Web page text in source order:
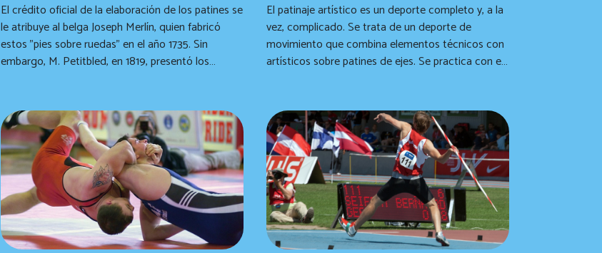
El crédito oficial de la elaboración de los patines se
le atribuye al belga Joseph Merlín, quien fabricó
estos "pies sobre ruedas" en el año 1735. Sin
embargo, M. Petitbled, en 1819, presentó los
bajo una base de madera con correas para
sujetarlos al pie.
El patinaje artístico es un deporte completo y, a la
vez, complicado. Se trata de un deporte de
movimiento que combina elementos técnicos con
artísticos sobre patines de ejes. Se practica con el
adecuarla a sus movimientos.